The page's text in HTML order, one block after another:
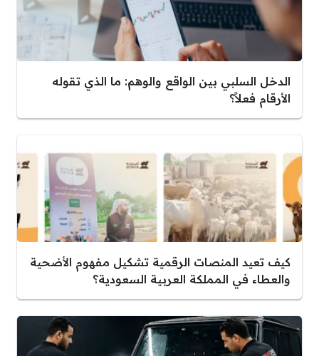
الدخل السلبي بين الواقع والوهم: ما الذي تقوله
الأرقام فعلاً؟
كيف تعيد المنصات الرقمية تشكيل مفهوم الأضحية
والعطاء في المملكة العربية السعودية؟